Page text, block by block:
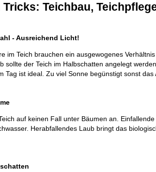
Teichbau,
- Ausreichend Licht!
im Teich brauchen ein ausgewogenes
sollte der Teich im Halbschatten angelegt
Tag ist ideal. Zu viel Sonne begünstigt sonst das
auf keinen Fall unter Bäumen an.
Herabfallendes Laub bringt das